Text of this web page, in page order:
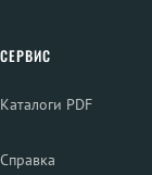
СЕРВИС
Каталоги PDF
Справка